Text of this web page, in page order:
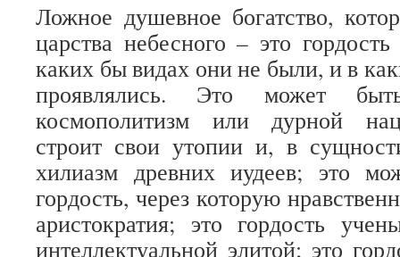
Ложное душевное богатство,
царства небесного – это
каких бы видах они не были, и в
проявлялись. Это может
космополитизм или дурной
строит свои утопии и, в
хилиазм древних иудеев; это
гордость, через которую
аристократия; это гордость
интеллектуальной элитой; это